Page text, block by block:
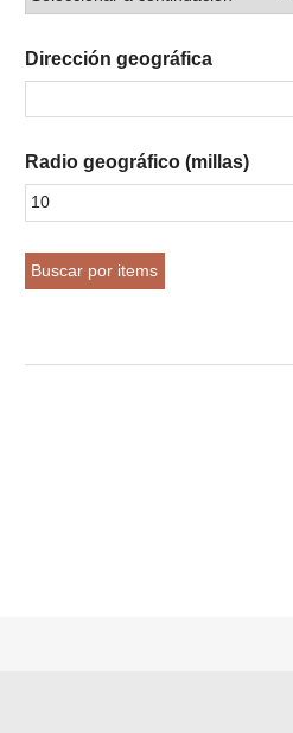
Dirección geográfica
Radio geográfico (millas)